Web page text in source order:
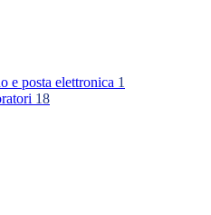
e posta elettronica 1
18